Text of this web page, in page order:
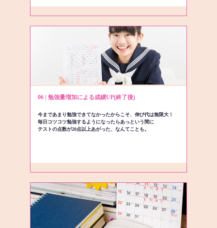
06 | 勉強量増加による成績UP(終了後)
今まであまり勉強できてなかったからこそ、伸び代は無限大！
毎日コツコツ勉強するようになったらあっという間に
テストの点数が20点以上あがった、なんてことも。